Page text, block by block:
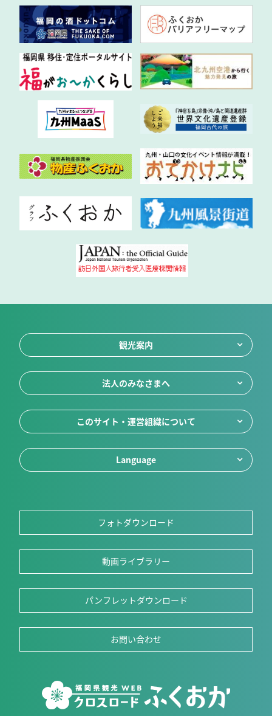
観光案内
法人のみなさまへ
このサイト・運営組織について
Language
フォトダウンロード
動画ライブラリー
パンフレットダウンロード
お問い合わせ